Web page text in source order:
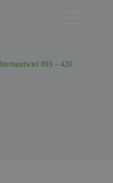
893 – 420